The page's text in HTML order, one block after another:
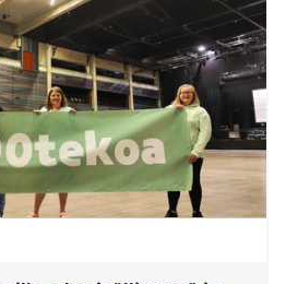
lapsiperheitä, eläkeläisiä,
perheitä ja maahan